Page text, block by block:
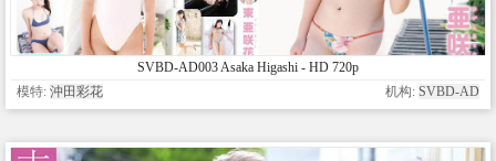
SVBD-AD003 Asaka Higashi - HD 720p
模特: 沖田彩花 机构: SVBD-AD